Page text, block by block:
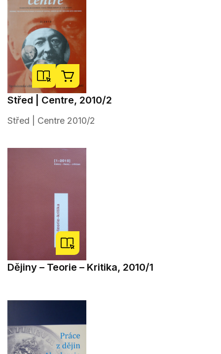
Střed | Centre, 2010/2
Střed | Centre 2010/2
Dějiny – Teorie – Kritika, 2010/1